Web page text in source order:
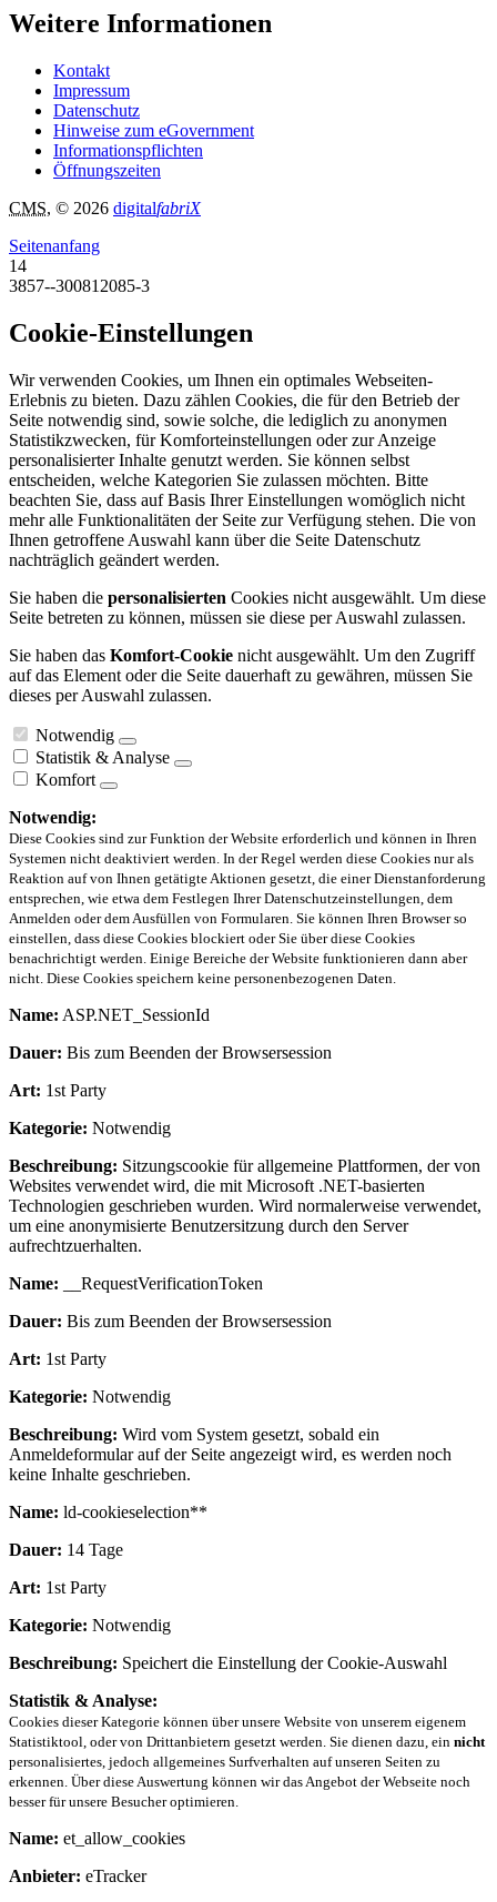
Weitere Informationen
Kontakt
Impressum
Datenschutz
Hinweise zum eGovernment
Informationspflichten
Öffnungszeiten
CMS, © 2026 digitalfabriX
Seitenanfang
14
3857--300812085-3
Cookie-Einstellungen
Wir verwenden Cookies, um Ihnen ein optimales Webseiten-
Erlebnis zu bieten. Dazu zählen Cookies, die für den Betrieb der
Seite notwendig sind, sowie solche, die lediglich zu anonymen
Statistikzwecken, für Komforteinstellungen oder zur Anzeige
personalisierter Inhalte genutzt werden. Sie können selbst
entscheiden, welche Kategorien Sie zulassen möchten. Bitte
beachten Sie, dass auf Basis Ihrer Einstellungen womöglich nicht
mehr alle Funktionalitäten der Seite zur Verfügung stehen. Die von
Ihnen getroffene Auswahl kann über die Seite Datenschutz
nachträglich geändert werden.
Sie haben die personalisierten Cookies nicht ausgewählt. Um diese
Seite betreten zu können, müssen sie diese per Auswahl zulassen.
Sie haben das Komfort-Cookie nicht ausgewählt. Um den Zugriff
auf das Element oder die Seite dauerhaft zu gewähren, müssen Sie
dieses per Auswahl zulassen.
Notwendig
Statistik & Analyse
Komfort
Notwendig:
Diese Cookies sind zur Funktion der Website erforderlich und können in Ihren
Systemen nicht deaktiviert werden. In der Regel werden diese Cookies nur als
Reaktion auf von Ihnen getätigte Aktionen gesetzt, die einer Dienstanforderung
entsprechen, wie etwa dem Festlegen Ihrer Datenschutzeinstellungen, dem
Anmelden oder dem Ausfüllen von Formularen. Sie können Ihren Browser so
einstellen, dass diese Cookies blockiert oder Sie über diese Cookies
benachrichtigt werden. Einige Bereiche der Website funktionieren dann aber
nicht. Diese Cookies speichern keine personenbezogenen Daten.
Name: ASP.NET_SessionId
Dauer: Bis zum Beenden der Browsersession
Art: 1st Party
Kategorie: Notwendig
Beschreibung: Sitzungscookie für allgemeine Plattformen, der von
Websites verwendet wird, die mit Microsoft .NET-basierten
Technologien geschrieben wurden. Wird normalerweise verwendet,
um eine anonymisierte Benutzersitzung durch den Server
aufrechtzuerhalten.
Name: __RequestVerificationToken
Dauer: Bis zum Beenden der Browsersession
Art: 1st Party
Kategorie: Notwendig
Beschreibung: Wird vom System gesetzt, sobald ein
Anmeldeformular auf der Seite angezeigt wird, es werden noch
keine Inhalte geschrieben.
Name: ld-cookieselection**
Dauer: 14 Tage
Art: 1st Party
Kategorie: Notwendig
Beschreibung: Speichert die Einstellung der Cookie-Auswahl
Statistik & Analyse:
Cookies dieser Kategorie können über unsere Website von unserem eigenem
Statistiktool, oder von Drittanbietern gesetzt werden. Sie dienen dazu, ein nicht
personalisiertes, jedoch allgemeines Surfverhalten auf unseren Seiten zu
erkennen. Über diese Auswertung können wir das Angebot der Webseite noch
besser für unsere Besucher optimieren.
Name: et_allow_cookies
Anbieter: eTracker